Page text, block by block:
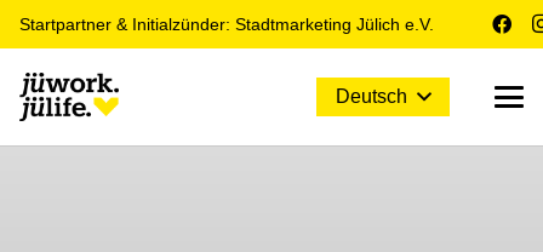
Startpartner & Initialzünder: Stadtmarketing Jülich e.V.
Deutsch